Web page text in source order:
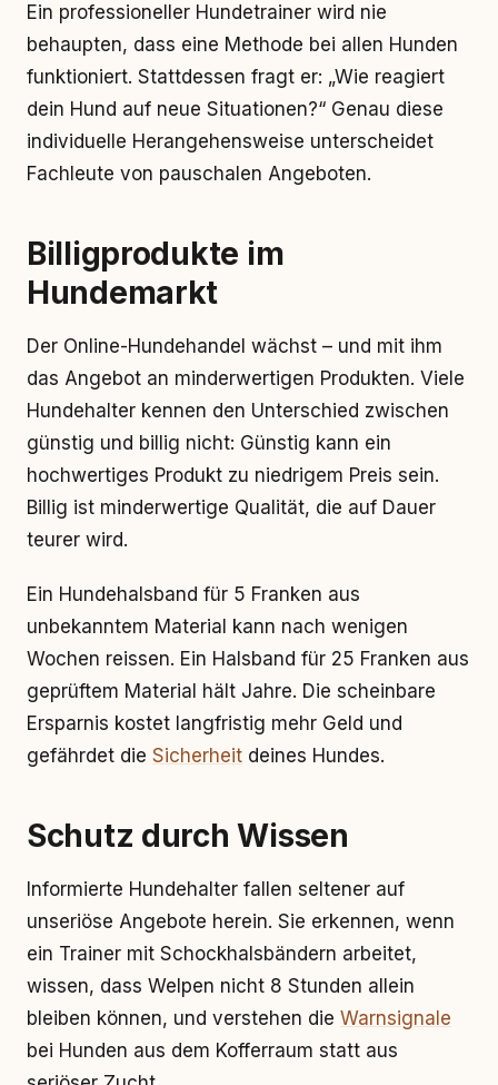
Ein professioneller Hundetrainer wird nie
behaupten, dass eine Methode bei allen Hunden
funktioniert. Stattdessen fragt er: „Wie reagiert
dein Hund auf neue Situationen?“ Genau diese
individuelle Herangehensweise unterscheidet
Fachleute von pauschalen Angeboten.
Billigprodukte im
Hundemarkt
Der Online-Hundehandel wächst – und mit ihm
das Angebot an minderwertigen Produkten. Viele
Hundehalter kennen den Unterschied zwischen
günstig und billig nicht: Günstig kann ein
hochwertiges Produkt zu niedrigem Preis sein.
Billig ist minderwertige Qualität, die auf Dauer
teurer wird.
Ein Hundehalsband für 5 Franken aus
unbekanntem Material kann nach wenigen
Wochen reissen. Ein Halsband für 25 Franken aus
geprüftem Material hält Jahre. Die scheinbare
Ersparnis kostet langfristig mehr Geld und
gefährdet die Sicherheit deines Hundes.
Schutz durch Wissen
Informierte Hundehalter fallen seltener auf
unseriöse Angebote herein. Sie erkennen, wenn
ein Trainer mit Schockhalsbändern arbeitet,
wissen, dass Welpen nicht 8 Stunden allein
bleiben können, und verstehen die Warnsignale
bei Hunden aus dem Kofferraum statt aus